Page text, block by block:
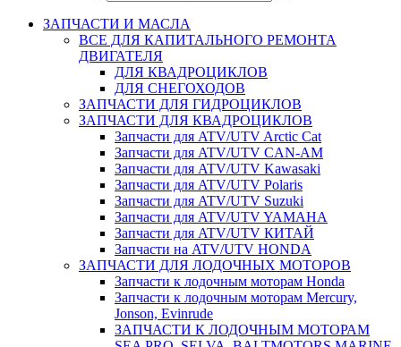
ЗАПЧАСТИ И МАСЛА
ВСЕ ДЛЯ КАПИТАЛЬНОГО РЕМОНТА
ДВИГАТЕЛЯ
ДЛЯ КВАДРОЦИКЛОВ
ДЛЯ СНЕГОХОДОВ
ЗАПЧАСТИ ДЛЯ ГИДРОЦИКЛОВ
ЗАПЧАСТИ ДЛЯ КВАДРОЦИКЛОВ
Запчасти для ATV/UTV Arctic Cat
Запчасти для ATV/UTV CAN-AM
Запчасти для ATV/UTV Kawasaki
Запчасти для ATV/UTV Polaris
Запчасти для ATV/UTV Suzuki
Запчасти для ATV/UTV YAMAHA
Запчасти для ATV/UTV КИТАЙ
Запчасти на ATV/UTV HONDA
ЗАПЧАСТИ ДЛЯ ЛОДОЧНЫХ МОТОРОВ
Запчасти к лодочным моторам Honda
Запчасти к лодочным моторам Mercury,
Jonson, Evinrude
ЗАПЧАСТИ К ЛОДОЧНЫМ МОТОРАМ